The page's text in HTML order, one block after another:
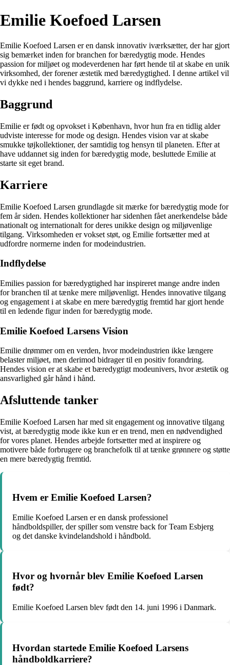
Emilie Koefoed Larsen
Emilie Koefoed Larsen er en dansk innovativ iværksætter, der har gjort
sig bemærket inden for branchen for bæredygtig mode. Hendes
passion for miljøet og modeverdenen har ført hende til at skabe en unik
virksomhed, der forener æstetik med bæredygtighed. I denne artikel vil
vi dykke ned i hendes baggrund, karriere og indflydelse.
Baggrund
Emilie er født og opvokset i København, hvor hun fra en tidlig alder
udviste interesse for mode og design. Hendes vision var at skabe
smukke tøjkollektioner, der samtidig tog hensyn til planeten. Efter at
have uddannet sig inden for bæredygtig mode, besluttede Emilie at
starte sit eget brand.
Karriere
Emilie Koefoed Larsen grundlagde sit mærke for bæredygtig mode for
fem år siden. Hendes kollektioner har sidenhen fået anerkendelse både
nationalt og internationalt for deres unikke design og miljøvenlige
tilgang. Virksomheden er vokset støt, og Emilie fortsætter med at
udfordre normerne inden for modeindustrien.
Indflydelse
Emilies passion for bæredygtighed har inspireret mange andre inden
for branchen til at tænke mere miljøvenligt. Hendes innovative tilgang
og engagement i at skabe en mere bæredygtig fremtid har gjort hende
til en ledende figur inden for bæredygtig mode.
Emilie Koefoed Larsens Vision
Emilie drømmer om en verden, hvor modeindustrien ikke længere
belaster miljøet, men derimod bidrager til en positiv forandring.
Hendes vision er at skabe et bæredygtigt modeunivers, hvor æstetik og
ansvarlighed går hånd i hånd.
Afsluttende tanker
Emilie Koefoed Larsen har med sit engagement og innovative tilgang
vist, at bæredygtig mode ikke kun er en trend, men en nødvendighed
for vores planet. Hendes arbejde fortsætter med at inspirere og
motivere både forbrugere og branchefolk til at tænke grønnere og støtte
en mere bæredygtig fremtid.
Hvem er Emilie Koefoed Larsen?
Emilie Koefoed Larsen er en dansk professionel
håndboldspiller, der spiller som venstre back for Team Esbjerg
og det danske kvindelandshold i håndbold.
Hvor og hvornår blev Emilie Koefoed Larsen
født?
Emilie Koefoed Larsen blev født den 14. juni 1996 i Danmark.
Hvordan startede Emilie Koefoed Larsens
håndboldkarriere?